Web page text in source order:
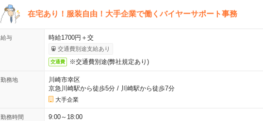
在宅あり！服装自由！大手企業で働くバイヤーサポート事務
給与 時給1700円＋交
交通費別途支給あり
交通費 ※交通費別途(弊社規定あり)
勤務地
川崎市幸区
京急川崎駅から徒歩5分/ 川崎駅から徒歩7分
大手企業
勤務時間 9:00～18:00